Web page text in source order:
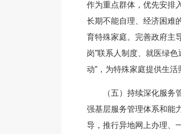
作为重点群体，优先安排
长期不能自理、经济困难
育特殊家庭。完善政府主
岗”联系人制度、就医绿
动”，为特殊家庭提供生活
（五）持续深化服务
强基层服务管理体系和能
导，推行异地网上办理、